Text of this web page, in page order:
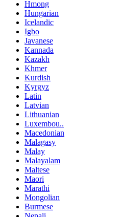
Hmong
Hungarian
Icelandic
Igbo
Javanese
Kannada
Kazakh
Khmer
Kurdish
Kyrgyz
Latin
Latvian
Lithuanian
Luxembou..
Macedonian
Malagasy
Malay
Malayalam
Maltese
Maori
Marathi
Mongolian
Burmese